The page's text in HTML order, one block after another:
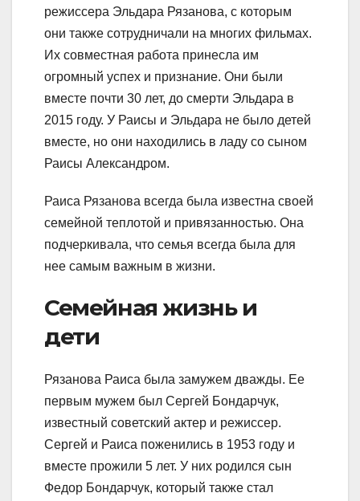
режиссера Эльдара Рязанова, с которым
они также сотрудничали на многих фильмах.
Их совместная работа принесла им
огромный успех и признание. Они были
вместе почти 30 лет, до смерти Эльдара в
2015 году. У Раисы и Эльдара не было детей
вместе, но они находились в ладу со сыном
Раисы Александром.
Раиса Рязанова всегда была известна своей
семейной теплотой и привязанностью. Она
подчеркивала, что семья всегда была для
нее самым важным в жизни.
Семейная жизнь и
дети
Рязанова Раиса была замужем дважды. Ее
первым мужем был Сергей Бондарчук,
известный советский актер и режиссер.
Сергей и Раиса поженились в 1953 году и
вместе прожили 5 лет. У них родился сын
Федор Бондарчук, который также стал